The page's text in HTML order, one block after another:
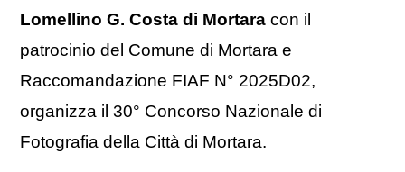
Lomellino G. Costa di Mortara con il
patrocinio del Comune di Mortara e
Raccomandazione FIAF N° 2025D02,
organizza il 30° Concorso Nazionale di
Fotografia della Città di Mortara.